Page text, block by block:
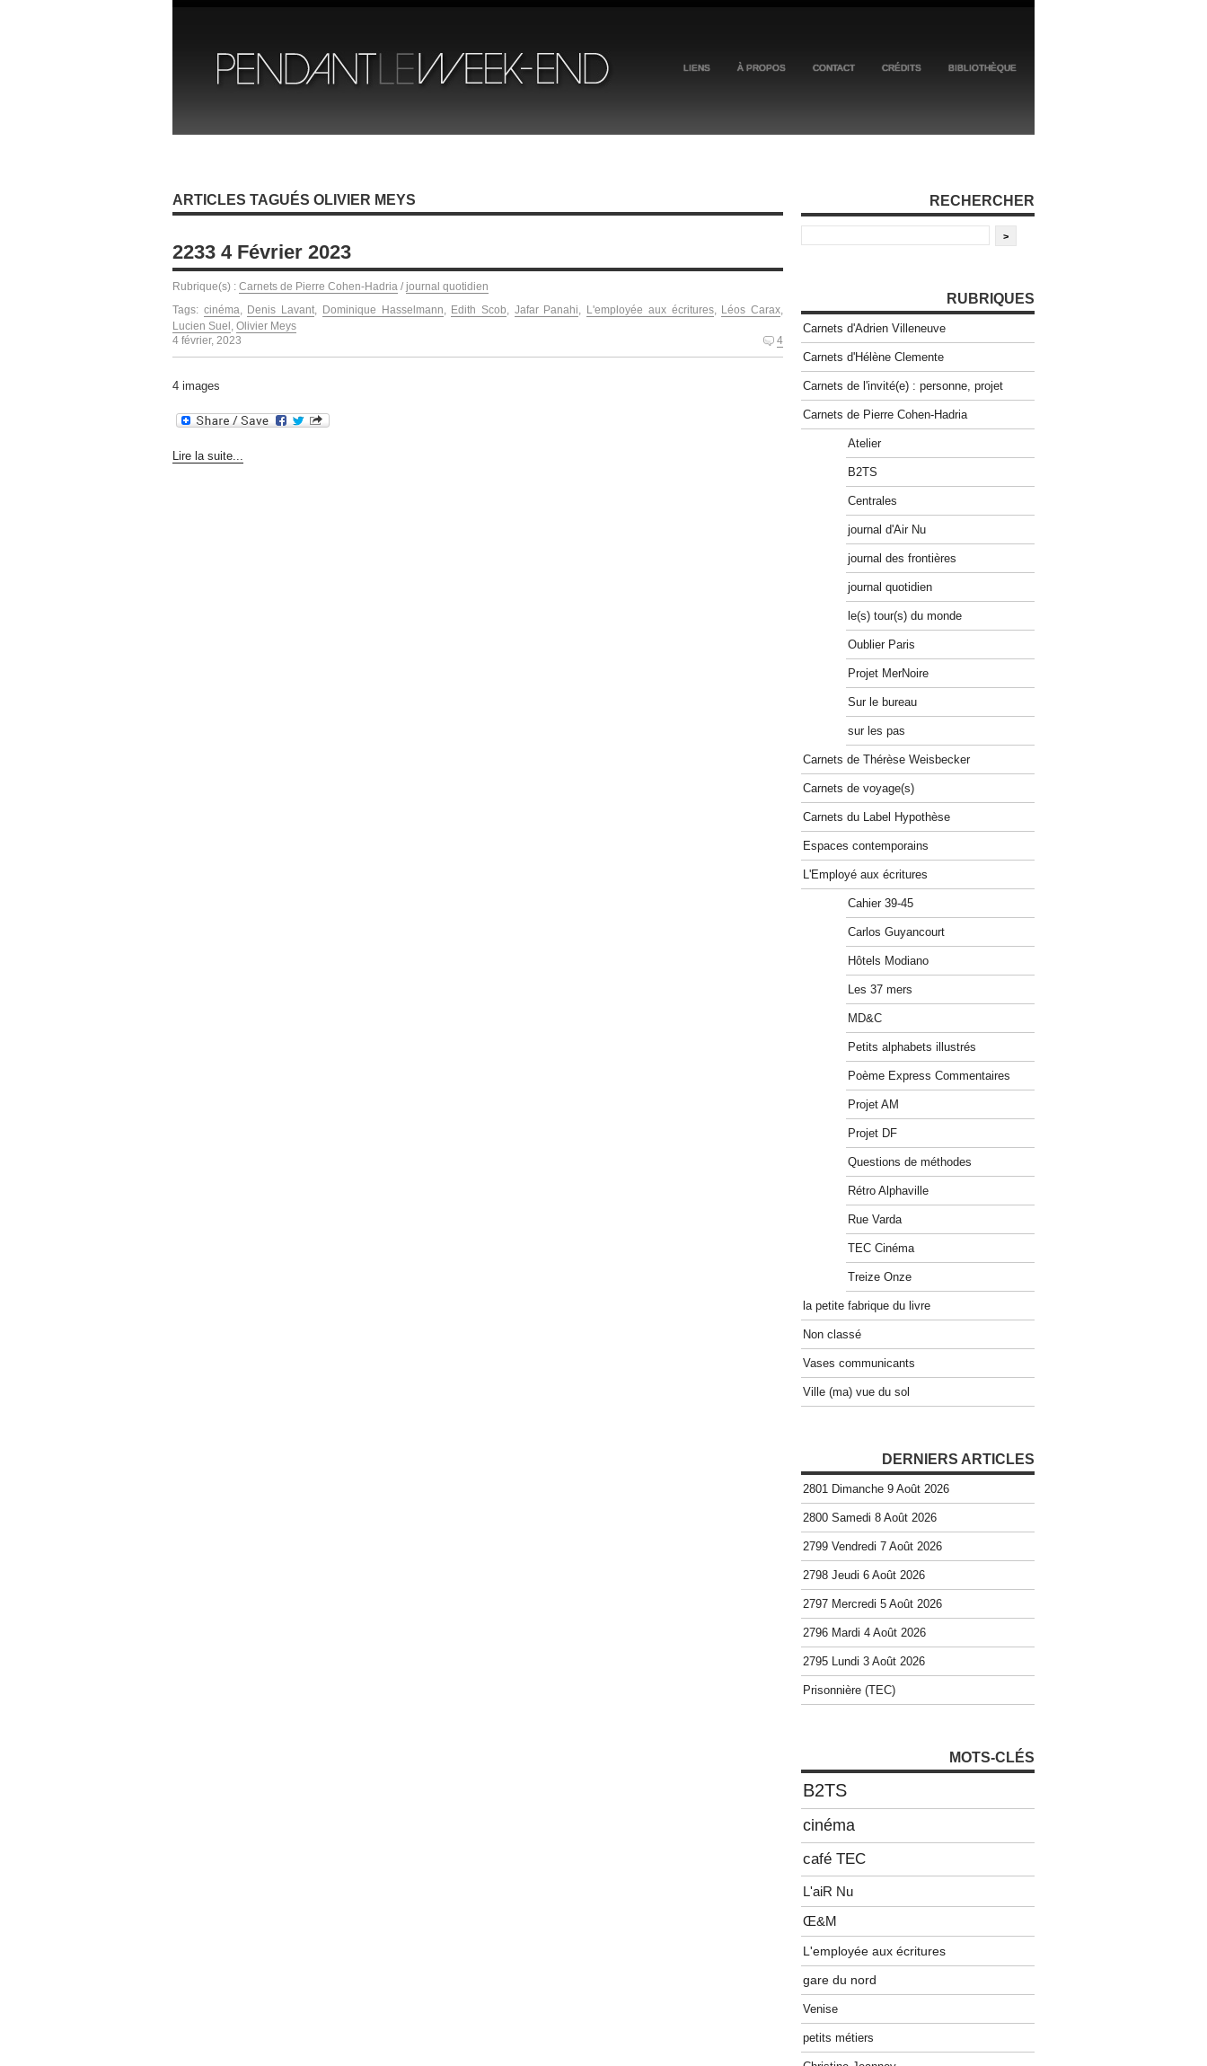
LIENS À PROPOS CONTACT CRÉDITS BIBLIOTHÈQUE
ARTICLES TAGUÉS OLIVIER MEYS
2233 4 Février 2023
Rubrique(s) : Carnets de Pierre Cohen-Hadria / journal quotidien
Tags: cinéma, Denis Lavant, Dominique Hasselmann, Edith Scob, Jafar Panahi, L'employée aux écritures, Léos Carax,
Lucien Suel , Olivier Meys
4 février, 2023
4
4 images
Lire la suite...
RECHERCHER
RUBRIQUES
Carnets d'Adrien Villeneuve
Carnets d'Hélène Clemente
Carnets de l'invité(e) : personne, projet
Carnets de Pierre Cohen-Hadria
Atelier
B2TS
Centrales
journal d'Air Nu
journal des frontières
journal quotidien
le(s) tour(s) du monde
Oublier Paris
Projet MerNoire
Sur le bureau
sur les pas
Carnets de Thérèse Weisbecker
Carnets de voyage(s)
Carnets du Label Hypothèse
Espaces contemporains
L'Employé aux écritures
Cahier 39-45
Carlos Guyancourt
Hôtels Modiano
Les 37 mers
MD&C
Petits alphabets illustrés
Poème Express Commentaires
Projet AM
Projet DF
Questions de méthodes
Rétro Alphaville
Rue Varda
TEC Cinéma
Treize Onze
la petite fabrique du livre
Non classé
Vases communicants
Ville (ma) vue du sol
DERNIERS ARTICLES
2801 Dimanche 9 Août 2026
2800 Samedi 8 Août 2026
2799 Vendredi 7 Août 2026
2798 Jeudi 6 Août 2026
2797 Mercredi 5 Août 2026
2796 Mardi 4 Août 2026
2795 Lundi 3 Août 2026
Prisonnière (TEC)
MOTS-CLÉS
B2TS
cinéma
café TEC
L'aiR Nu
Œ&M
L'employée aux écritures
gare du nord
Venise
petits métiers